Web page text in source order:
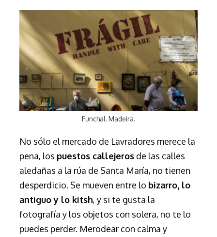
Funchal. Madeira.
No sólo el mercado de Lavradores merece la
pena, los puestos callejeros de las calles
aledañas a la rúa de Santa María, no tienen
desperdicio. Se mueven entre lo bizarro, lo
antiguo y lo kitsh, y si te gusta la
fotografía y los objetos con solera, no te lo
puedes perder. Merodear con calma y